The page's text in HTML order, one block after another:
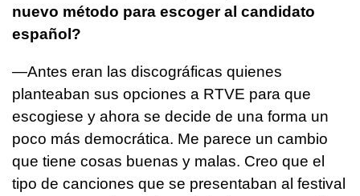
nuevo método para escoger al candidato
español?
—Antes eran las discográficas quienes
planteaban sus opciones a RTVE para que
escogiese y ahora se decide de una forma un
poco más democrática. Me parece un cambio
que tiene cosas buenas y malas. Creo que el
tipo de canciones que se presentaban al festival